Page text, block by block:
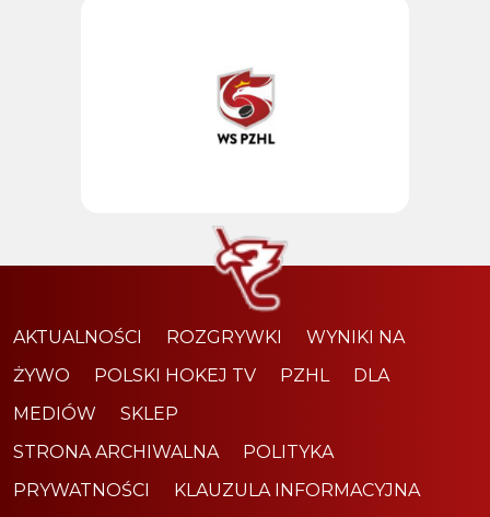
AKTUALNOŚCI ROZGRYWKI
WYNIKI NA
ŻYWO
POLSKI HOKEJ TV PZHL
DLA
MEDIÓW
SKLEP
STRONA ARCHIWALNA
POLITYKA
PRYWATNOŚCI
KLAUZULA INFORMACYJNA